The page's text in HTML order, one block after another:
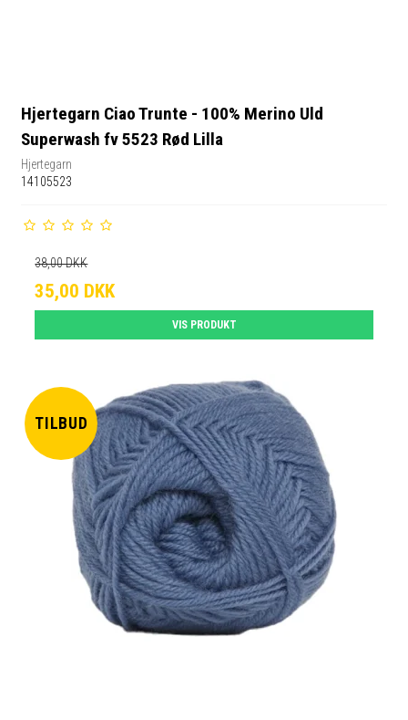
Hjertegarn Ciao Trunte - 100% Merino Uld
Superwash fv 5523 Rød Lilla
Hjertegarn
14105523
38,00 DKK
35,00 DKK
VIS PRODUKT
TILBUD